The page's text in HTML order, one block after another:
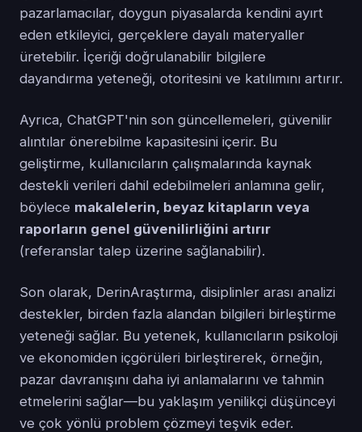
pazarlamacılar, doygun piyasalarda kendini ayırt
eden etkileyici, gerçeklere dayalı materyaller
üretebilir. İçeriği doğrulanabilir bilgilere
dayandırma yeteneği, otoritesini ve katılımını artırır.
Ayrıca, ChatGPT'nin son güncellemeleri, güvenilir
alıntılar önerebilme kapasitesini içerir. Bu
geliştirme, kullanıcıların çalışmalarında kaynak
destekli verileri dahil edebilmeleri anlamına gelir,
böylece makalelerin, beyaz kitapların veya
raporların genel güvenilirliğini artırır
(referanslar talep üzerine sağlanabilir).
Son olarak, DerinAraştırma, disiplinler arası analizi
destekler, birden fazla alandan bilgileri birleştirme
yeteneği sağlar. Bu yetenek, kullanıcıların psikoloji
ve ekonomiden içgörüleri birleştirerek, örneğin,
pazar davranışını daha iyi anlamalarını ve tahmin
etmelerini sağlar—bu yaklaşım yenilikçi düşünceyi
ve çok yönlü problem çözmeyi teşvik eder.